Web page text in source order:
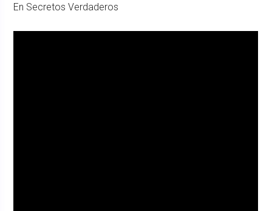
En Secretos Verdaderos